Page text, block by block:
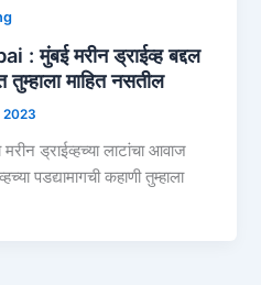
मुंबई मरीन ड्राईव्ह बद्दल
माहित नसतील
2023
ड्राईव्हच्या लाटांचा आवाज
पडद्यामागची कहाणी तुम्हाला